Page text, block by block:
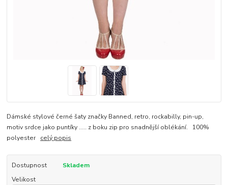
Dámské stylové černé šaty značky Banned, retro, rockabilly, pin-up,
motiv srdce jako puntíky ..... z boku zip pro snadnější oblékání. 100%
polyester celý popis
Dostupnost
Skladem
Velikost